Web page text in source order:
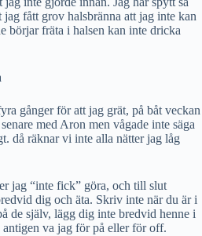
fått grov halsbränna att jag inte kan
börjar fräta i halsen kan inte dricka
gånger för att jag grät, på båt veckan
med Aron men vågade inte säga
då räknar vi inte alla nätter jag låg
jag “inte fick” göra, och till slut
dig och äta. Skriv inte när du är i
de själv, lägg dig inte bredvid henne i
va jag för på eller för off.